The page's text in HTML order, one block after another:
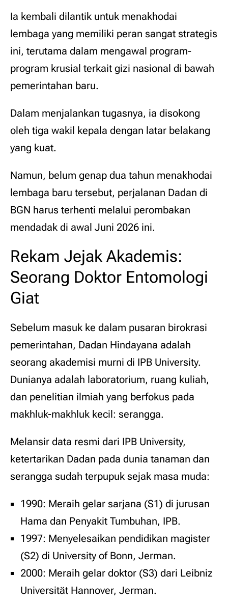
Ia kembali dilantik untuk menakhodai
lembaga yang memiliki peran sangat strategis
ini, terutama dalam mengawal program-
program krusial terkait gizi nasional di bawah
pemerintahan baru.
Dalam menjalankan tugasnya, ia disokong
oleh tiga wakil kepala dengan latar belakang
yang kuat.
Namun, belum genap dua tahun menakhodai
lembaga baru tersebut, perjalanan Dadan di
BGN harus terhenti melalui perombakan
mendadak di awal Juni 2026 ini.
Rekam Jejak Akademis:
Seorang Doktor Entomologi
Giat
Sebelum masuk ke dalam pusaran birokrasi
pemerintahan, Dadan Hindayana adalah
seorang akademisi murni di IPB University.
Dunianya adalah laboratorium, ruang kuliah,
dan penelitian ilmiah yang berfokus pada
makhluk-makhluk kecil: serangga.
Melansir data resmi dari IPB University,
ketertarikan Dadan pada dunia tanaman dan
serangga sudah terpupuk sejak masa muda:
1990: Meraih gelar sarjana (S1) di jurusan
Hama dan Penyakit Tumbuhan, IPB.
1997: Menyelesaikan pendidikan magister
(S2) di University of Bonn, Jerman.
2000: Meraih gelar doktor (S3) dari Leibniz
Universität Hannover, Jerman.